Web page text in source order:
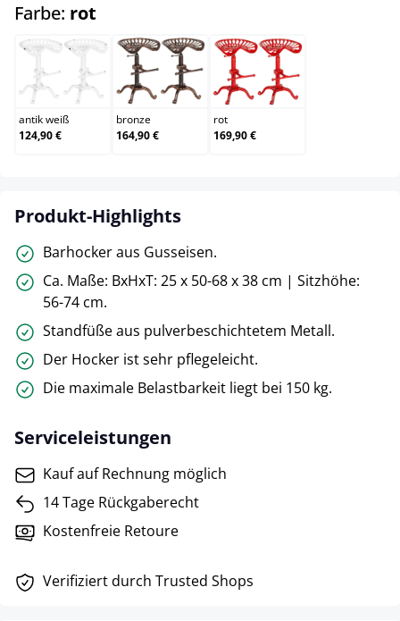
Farbe: rot
antik weiß
antik weiß
124,90 €
bronze
bronze
164,90 €
rot
rot
169,90 €
Produkt-Highlights
Barhocker aus Gusseisen.
Ca. Maße: BxHxT: 25 x 50-68 x 38 cm | Sitzhöhe:
56-74 cm.
Standfüße aus pulverbeschichtetem Metall.
Der Hocker ist sehr pflegeleicht.
Die maximale Belastbarkeit liegt bei 150 kg.
Serviceleistungen
Kauf auf Rechnung möglich
14 Tage Rückgaberecht
Kostenfreie Retoure
Verifiziert durch Trusted Shops